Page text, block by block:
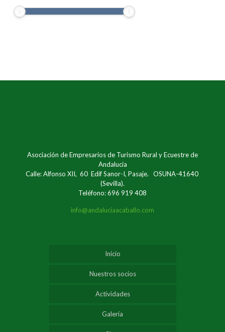
Asociación de Empresarios de Turismo Rural y Ecuestre de
Andalucía
Calle: Alfonso XII, 60 Edif Sanor-I, Pasaje. OSUNA-41640
(Sevilla).
Teléfono: 696 919 408
info@andaluciaacaballo.com
Inicio
Nuestros socios
Actividades
Galería